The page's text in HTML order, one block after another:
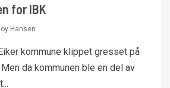
for IBK
Hansen
kommune klippet gresset på
da kommunen ble en del av